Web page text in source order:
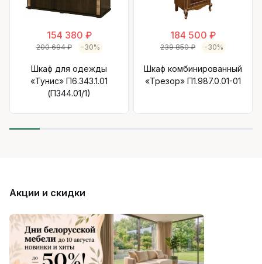
154 380 ₽
200 694 ₽ -30%
Шкаф для одежды
«Тунис» П6.343.1.01
(П344.01/1)
184 500 ₽
239 850 ₽ -30%
Шкаф комбинированный
«Трезор» П1.987.0.01-01
Акции и скидки